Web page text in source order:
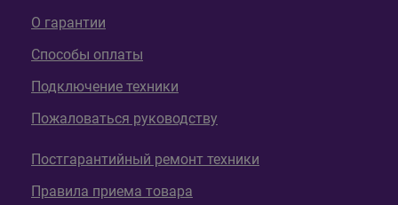
О гарантии
Способы оплаты
Подключение техники
Пожаловаться руководству
Постгарантийный ремонт техники
Правила приема товара